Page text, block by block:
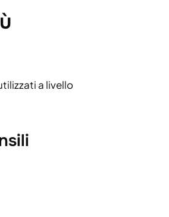
a livello